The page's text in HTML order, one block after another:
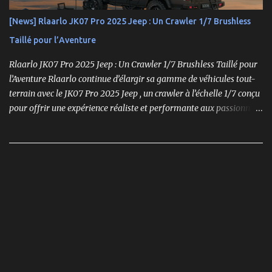
[News] Rlaarlo JK07 Pro 2025 Jeep : Un Crawler 1/7 Brushless
Taillé pour l’Aventure
Rlaarlo JK07 Pro 2025 Jeep : Un Crawler 1/7 Brushless Taillé pour
l’Aventure Rlaarlo continue d’élargir sa gamme de véhicules tout-
terrain avec le JK07 Pro 2025 Jeep , un crawler à l’échelle 1/7 conçu
pour offrir une expérience réaliste et performante aux passionnés